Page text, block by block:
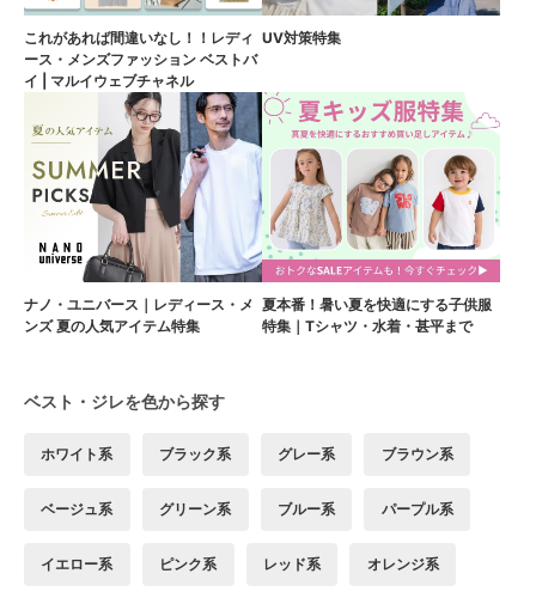
これがあれば間違いなし！！レディ
ース・メンズファッション ベストバ
イ | マルイウェブチャネル
UV対策特集
ナノ・ユニバース｜レディース・メ
ンズ 夏の人気アイテム特集
夏本番！暑い夏を快適にする子供服
特集｜Tシャツ・水着・甚平まで
ベスト・ジレを色から探す
ホワイト系 ブラック系 グレー系 ブラウン系
ベージュ系 グリーン系 ブルー系 パープル系
イエロー系 ピンク系 レッド系 オレンジ系